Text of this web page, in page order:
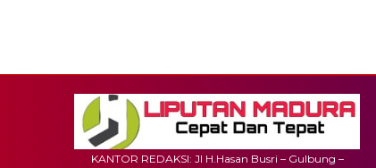
KANTOR REDAKSI: Jl H.Hasan Busri – Gulbung –